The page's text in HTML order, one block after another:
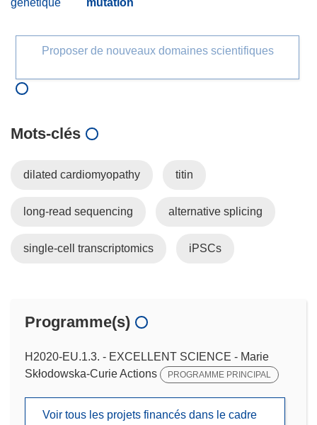
génétique mutation
Proposer de nouveaux domaines scientifiques
Mots‑clés
dilated cardiomyopathy titin
long-read sequencing alternative splicing
single-cell transcriptomics iPSCs
Programme(s)
H2020-EU.1.3. - EXCELLENT SCIENCE - Marie
Skłodowska-Curie Actions
PROGRAMME PRINCIPAL
Voir tous les projets financés dans le cadre